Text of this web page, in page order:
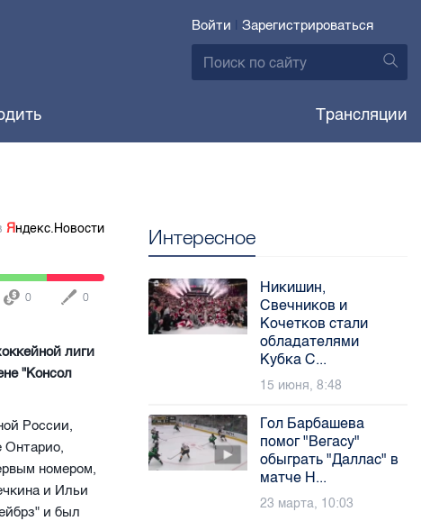
Войти | Зарегистрироваться
Трансляции
Яндекс.Новости
0 0
лиги
"Консол
России,
Онтарио,
номером,
и Ильи
и был
Интересное
Никишин,
Свечников и
Кочетков стали
обладателями
Кубка С...
15 июня, 8:48
Гол Барбашева
помог "Вегасу"
обыграть "Даллас" в
матче Н...
23 марта, 10:03